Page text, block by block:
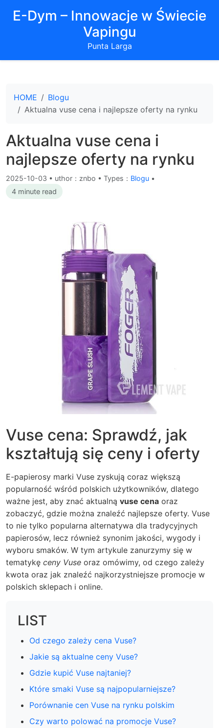
E-Dym – Innowacje w Świecie
Vapingu
Punta Larga
HOME
Blogu
Aktualna vuse cena i najlepsze oferty na rynku
Aktualna vuse cena i
najlepsze oferty na rynku
2025-10-03 • uthor：znbo • Types： Blogu •
4 minute read
Vuse cena: Sprawdź, jak
kształtują się ceny i oferty
E-papierosy marki Vuse zyskują coraz większą
popularność wśród polskich użytkowników, dlatego
ważne jest, aby znać aktualną vuse cena oraz
zobaczyć, gdzie można znaleźć najlepsze oferty. Vuse
to nie tylko popularna alternatywa dla tradycyjnych
papierosów, lecz również synonim jakości, wygody i
wyboru smaków. W tym artykule zanurzymy się w
tematykę ceny Vuse oraz omówimy, od czego zależy
kwota oraz jak znaleźć najkorzystniejsze promocje w
polskich sklepach i online.
LIST
Od czego zależy cena Vuse?
Jakie są aktualne ceny Vuse?
Gdzie kupić Vuse najtaniej?
Które smaki Vuse są najpopularniejsze?
Porównanie cen Vuse na rynku polskim
Czy warto polować na promocje Vuse?